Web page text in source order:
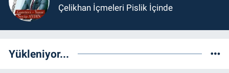
Çelikhan İçmeleri Pislik İçinde
Yükleniyor...